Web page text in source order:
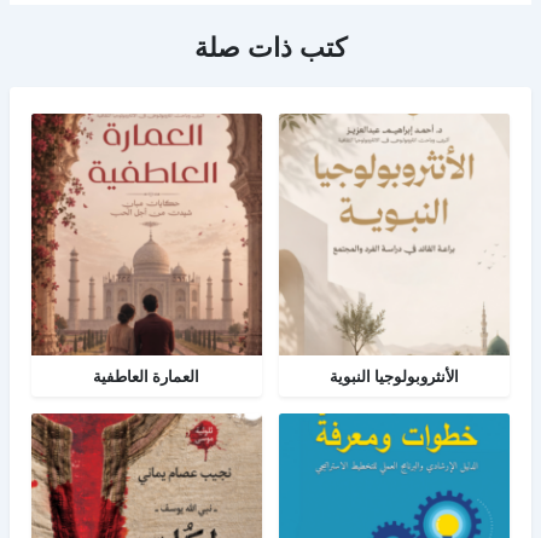
كتب ذات صلة
الأنثروبولوجيا النبوية العمارة العاطفية